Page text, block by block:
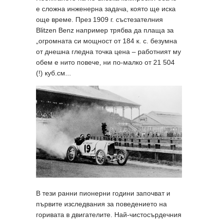
е сложна инженерна задача, която ще иска
още време. През 1909 г. състезателния
Blitzen Benz например трябва да плаща за
„огромната си мощност от 184 к. с. безумна
от днешна гледна точка цена – работният му
обем е нито повече, ни по-малко от 21 504
(!) куб.см...
В тези ранни пионерни години започват и
първите изследвания за поведението на
горивата в двигателите. Най-чистосърдечния